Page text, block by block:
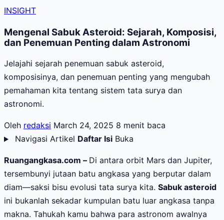
INSIGHT
Mengenal Sabuk Asteroid: Sejarah, Komposisi,
dan Penemuan Penting dalam Astronomi
Jelajahi sejarah penemuan sabuk asteroid,
komposisinya, dan penemuan penting yang mengubah
pemahaman kita tentang sistem tata surya dan
astronomi.
Oleh redaksi March 24, 2025 8 menit baca
Navigasi Artikel Daftar Isi Buka
Ruangangkasa.com – Di antara orbit Mars dan Jupiter,
tersembunyi jutaan batu angkasa yang berputar dalam
diam—saksi bisu evolusi tata surya kita. Sabuk asteroid
ini bukanlah sekadar kumpulan batu luar angkasa tanpa
makna. Tahukah kamu bahwa para astronom awalnya